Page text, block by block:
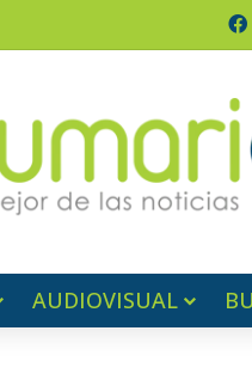
AUDIOVISUAL